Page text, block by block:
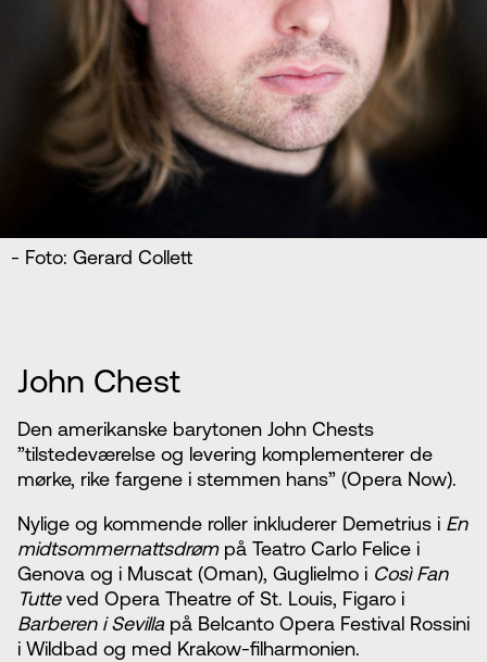
- Foto: Gerard Collett
John Chest
Den amerikanske barytonen John Chests
”tilstedeværelse og levering komplementerer de
mørke, rike fargene i stemmen hans” (Opera Now).
Nylige og kommende roller inkluderer Demetrius i En
midtsommernattsdrømpå Teatro Carlo Felice i
Genova og i Muscat (Oman), Guglielmo i Così Fan
Tutteved Opera Theatre of St. Louis, Figaro i
Barberen i Sevilla på Belcanto Opera Festival Rossini
i Wildbad og med Krakow-filharmonien.